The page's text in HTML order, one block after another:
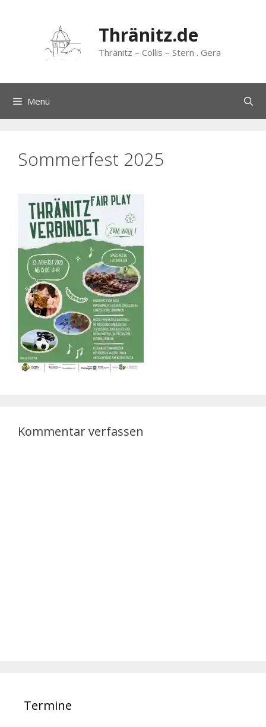
springen
Thränitz.de
Thränitz – Collis – Stern . Gera
Menü
Sommerfest 2025
Kommentar verfassen
Termine